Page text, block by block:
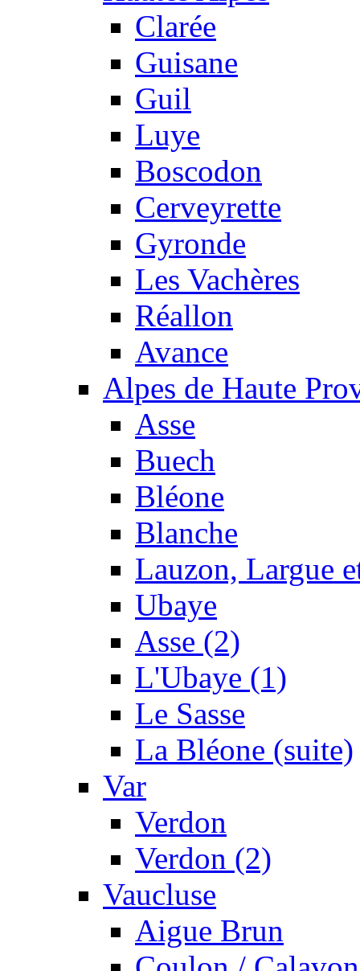
Clarée
Guisane
Guil
Luye
Boscodon
Cerveyrette
Gyronde
Les Vachères
Réallon
Avance
Alpes de Haute
Asse
Buech
Bléone
Blanche
Lauzon, Largue
Ubaye
Asse (2)
L'Ubaye (1)
Le Sasse
La Bléone (suite)
Var
Verdon
Verdon (2)
Vaucluse
Aigue Brun